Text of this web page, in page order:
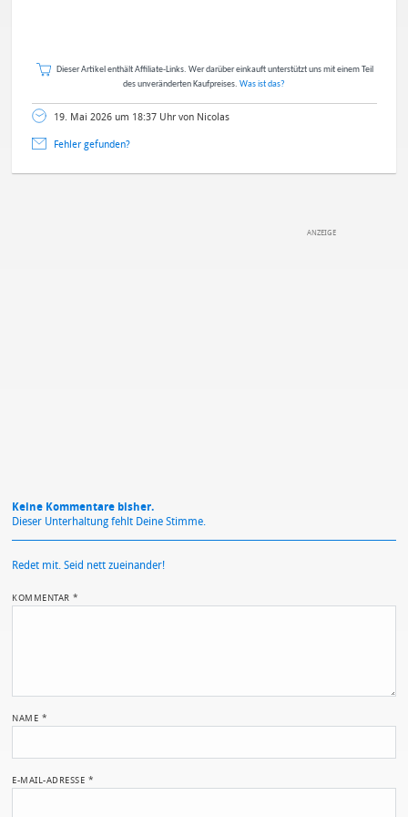
Dieser Artikel enthält Affiliate-Links. Wer darüber einkauft unterstützt uns mit einem Teil
des unveränderten Kaufpreises. Was ist das?
19. Mai 2026 um 18:37 Uhr von Nicolas
Fehler gefunden?
Keine Kommentare bisher.
Dieser Unterhaltung fehlt Deine Stimme.
Redet mit. Seid nett zueinander!
KOMMENTAR*
NAME *
E-MAIL-ADRESSE *